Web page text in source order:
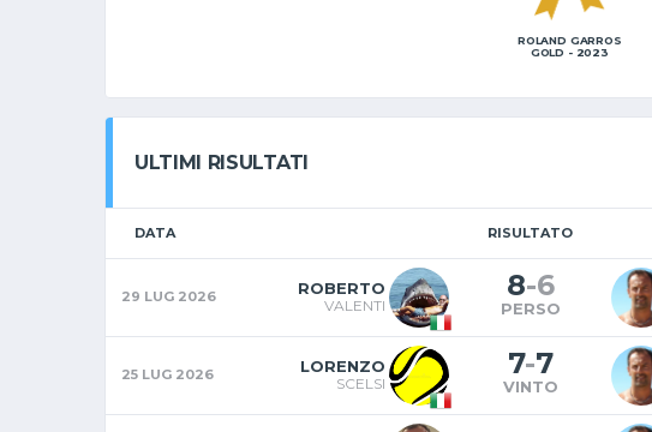
ROLAND GARROS
GOLD - 2023
ULTIMI RISULTATI
DATA RISULTATO
29 LUG 2026 ROBERTO
VALENTI
8-6
PERSO
25 LUG 2026 LORENZO
SCELSI
7-7
VINTO